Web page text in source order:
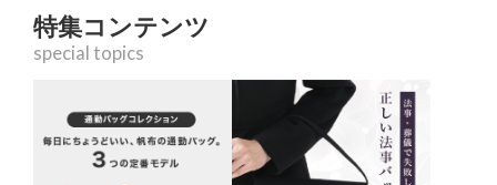
特集コンテンツ
special topics